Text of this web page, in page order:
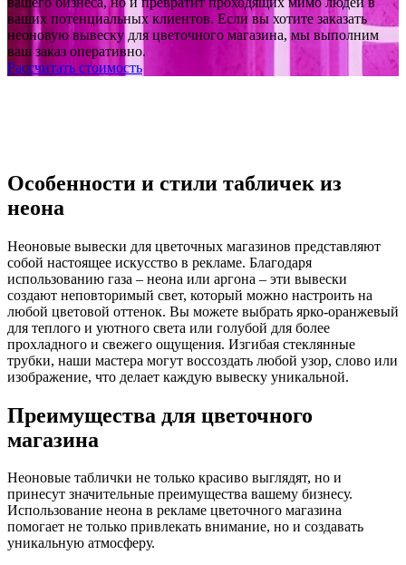
ваших потенциальных клиентов. Если вы хотите заказать
неоновую вывеску для цветочного магазина, мы выполним
ваш заказ оперативно.
Рассчитать стоимость
Особенности и стили табличек из
неона
Неоновые вывески для цветочных магазинов представляют
собой настоящее искусство в рекламе. Благодаря
использованию газа – неона или аргона – эти вывески
создают неповторимый свет, который можно настроить на
любой цветовой оттенок. Вы можете выбрать ярко-оранжевый
для теплого и уютного света или голубой для более
прохладного и свежего ощущения. Изгибая стеклянные
трубки, наши мастера могут воссоздать любой узор, слово или
изображение, что делает каждую вывеску уникальной.
Преимущества для цветочного
магазина
Неоновые таблички не только красиво выглядят, но и
принесут значительные преимущества вашему бизнесу.
Использование неона в рекламе цветочного магазина
помогает не только привлекать внимание, но и создавать
уникальную атмосферу.